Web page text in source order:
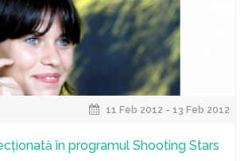
11 Feb 2012 - 13 Feb 2012
în programul Shooting Stars